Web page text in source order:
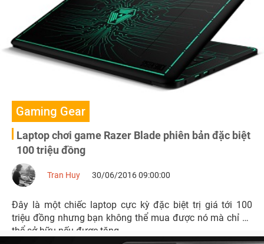
Gaming Gear
Laptop chơi game Razer Blade phiên bản đặc biệt
100 triệu đồng
Tran Huy 30/06/2016 09:00:00
Đây là một chiếc laptop cực kỳ đặc biệt trị giá tới 100
triệu đồng nhưng bạn không thể mua được nó mà chỉ có
thể sở hữu nếu được tặng.